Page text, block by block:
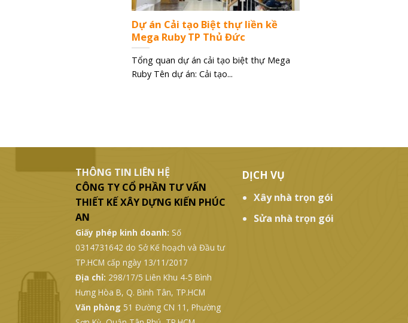
Dự án Cải tạo Biệt thự liền kề
Mega Ruby TP Thủ Đức
Tổng quan dự án cải tạo biệt thự Mega
Ruby Tên dự án: Cải tạo...
THÔNG TIN LIÊN HỆ
CÔNG TY CỔ PHẦN TƯ VẤN
THIẾT KẾ XÂY DỰNG KIẾN PHÚC
AN
Giấy phép kinh doanh: Số
0314731642 do Sở Kế hoạch và Đầu tư
TP.HCM cấp ngày 13/11/2017
Địa chỉ: 298/17/5 Liên Khu 4-5 Bình
Hưng Hòa B, Q. Bình Tân, TP.HCM
Văn phòng 51 Đường CN 11, Phường
DỊCH VỤ
Xây nhà trọn gói
Sửa nhà trọn gói